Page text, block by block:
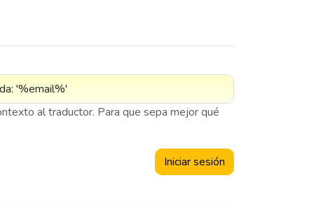
al traductor. Para que sepa mejor qué
Iniciar sesión